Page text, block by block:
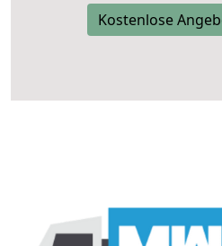
Kostenlose